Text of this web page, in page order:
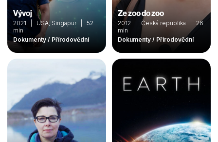
Vývoj
2021 | USA, Singapur | 52
min
Dokumenty / Přírodovědní
Ze zoo do zoo
2012 | Česká republika | 26
min
Dokumenty / Přírodovědní